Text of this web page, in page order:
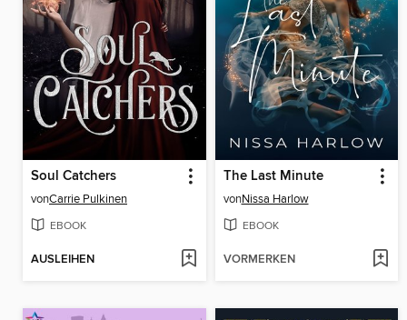
Soul Catchers
vonCarrie Pulkinen
EBOOK
AUSLEIHEN
The Last Minute
vonNissa Harlow
EBOOK
VORMERKEN